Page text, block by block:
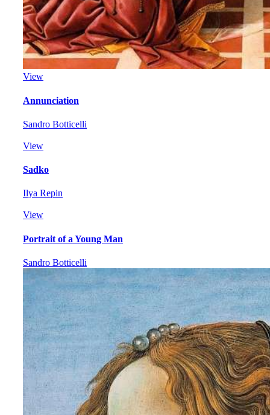
View
Annunciation
Sandro Botticelli
View
Sadko
Ilya Repin
View
Portrait of a Young Man
Sandro Botticelli